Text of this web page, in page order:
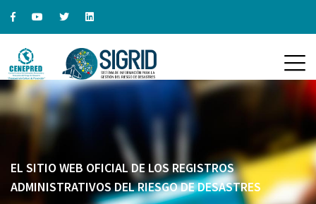
EL SITIO WEB OFICIAL DE LOS REGISTROS
ADMINISTRATIVOS DEL RIESGO DE DESASTRES